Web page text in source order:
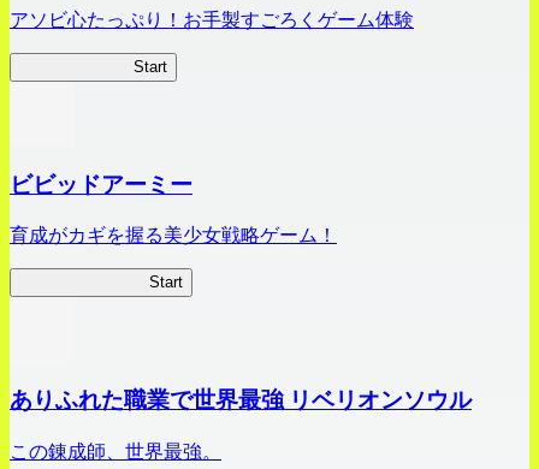
アソビ心たっぷり！お手製すごろくゲーム体験
Start
ビビッドアーミー
育成がカギを握る美少女戦略ゲーム！
Start
ありふれた職業で世界最強 リベリオンソウル
この錬成師、世界最強。